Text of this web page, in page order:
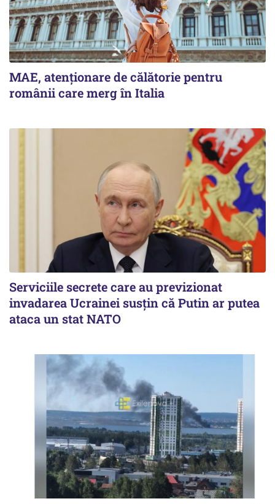
MAE, atenționare de călătorie pentru
românii care merg în Italia
Serviciile secrete care au previzionat
invadarea Ucrainei susțin că Putin ar putea
ataca un stat NATO